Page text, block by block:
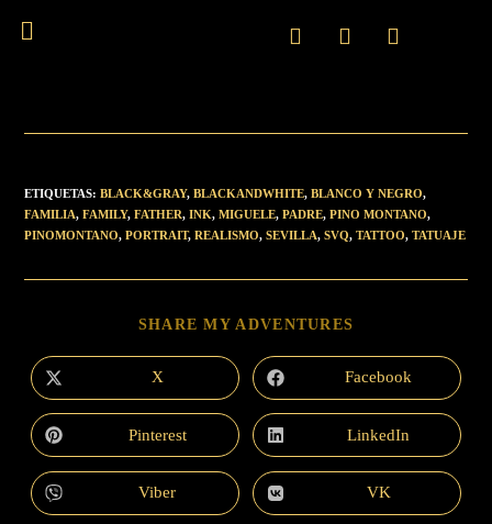
ETIQUETAS:BLACK&GRAY, BLACKANDWHITE, BLANCO Y NEGRO,
FAMILIA, FAMILY, FATHER, INK, MIGUELE, PADRE, PINO MONTANO,
PINOMONTANO, PORTRAIT, REALISMO, SEVILLA, SVQ, TATTOO, TATUAJE
SHARE MY ADVENTURES
X Facebook
Pinterest LinkedIn
Viber VK